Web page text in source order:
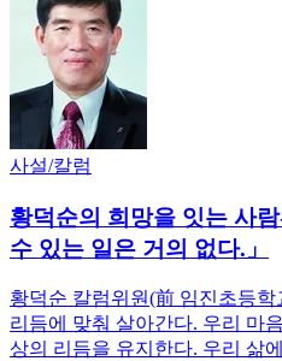
사설/칼럼
황덕순의 희망을 잇는 사
수 있는 일은 거의 없다.」
황덕순 칼럼위원(前 임진초등
리듬에 맞춰 살아간다. 우리 마
상의 리듬을 유지한다. 우리 삶